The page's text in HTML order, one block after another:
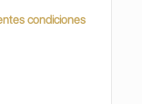
condiciones